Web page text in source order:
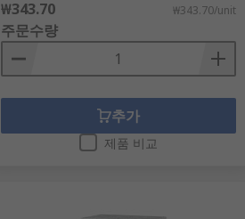
₩343.70 ₩343.70/unit
주문수량
추가
제품 비교